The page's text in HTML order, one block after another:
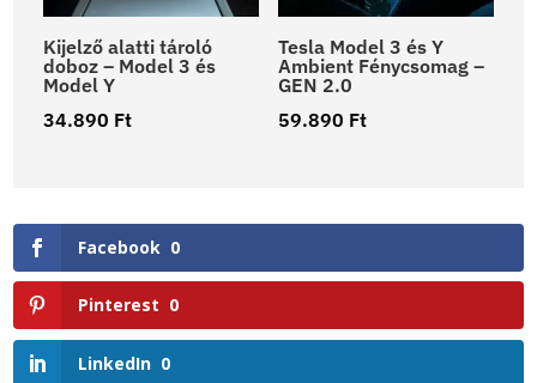
Kijelző alatti tároló
doboz – Model 3 és
Model Y
34.890 Ft
Tesla Model 3 és Y
Ambient Fénycsomag –
GEN 2.0
59.890 Ft
Facebook 0
Pinterest 0
LinkedIn 0